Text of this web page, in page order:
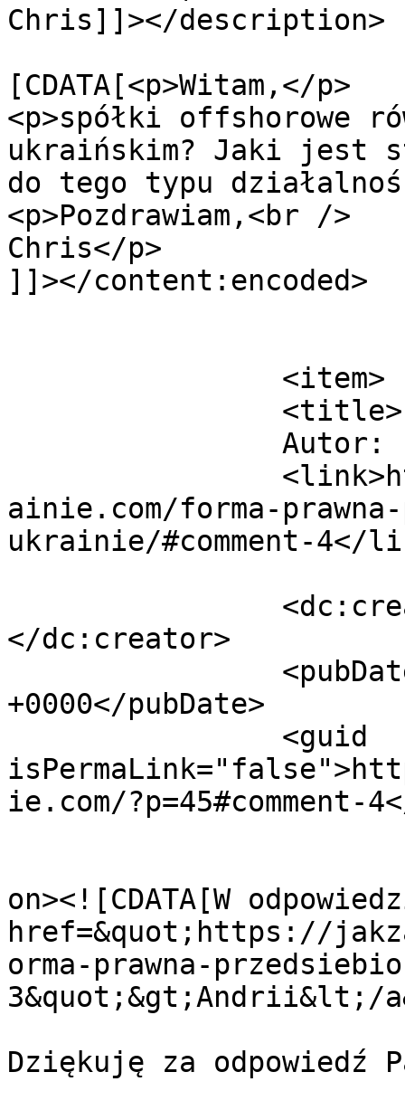
Chris]]></description>
[CDATA[<p>Witam,</p>
<p>spółki offshorowe
ukraińskim? Jaki jest
do tego typu
<p>Pozdrawiam,<br />
Chris</p>
]]></content:encoded>
ainie.com/forma-
ukrainie/#comment-4</
</dc:creator>
+0000</pubDate>
ie.com/?p=45#comment-
on><![CDATA[W
href=&quot;https://
orma-prawna-
3&quot;&gt;Andrii&lt;/
Dziękuję za